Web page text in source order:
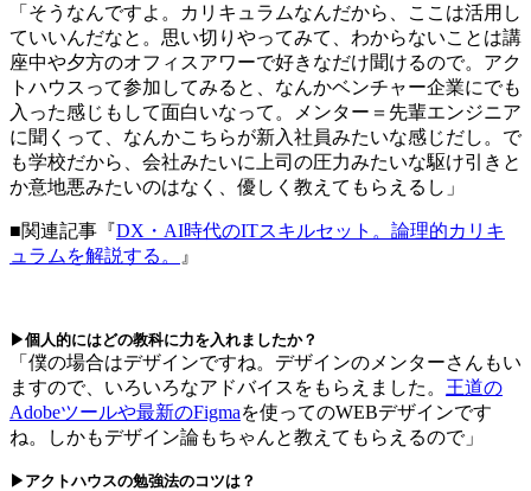
「そうなんですよ。カリキュラムなんだから、ここは活用し
ていいんだなと。思い切りやってみて、わからないことは講
座中や夕方のオフィスアワーで好きなだけ聞けるので。アク
トハウスって参加してみると、なんかベンチャー企業にでも
入った感じもして面白いなって。メンター＝先輩エンジニア
に聞くって、なんかこちらが新入社員みたいな感じだし。で
も学校だから、会社みたいに上司の圧力みたいな駆け引きと
か意地悪みたいのはなく、優しく教えてもらえるし」
■関連記事『DX ・ AI時代のITスキルセット。論理的カリキ
ュラムを解説する。
』
▶個人的にはどの教科に力を入れましたか？
「僕の場合はデザインですね。デザインのメンターさんもい
ますので、いろいろなアドバイスをもらえました。 王道の
Adobeツールや最新のFigmaを使ってのWEBデザインです
ね。しかもデザイン論もちゃんと教えてもらえるので」
▶アクトハウスの勉強法のコツは？